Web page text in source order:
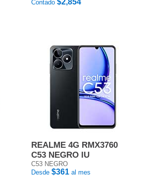
Contado $2,854
REALME 4G RMX3760
C53 NEGRO IU
C53 NEGRO
Desde $361 al mes